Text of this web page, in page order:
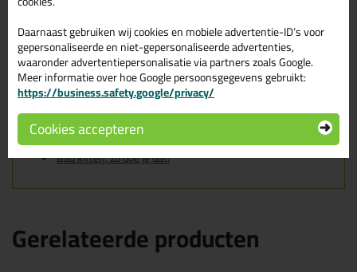
Wil je meer weten over de toepassing en kenmerken van dit
product?Lees alles over dit product >
Tips & tricks voor Soudal Silirub 2S
300ml
In de volgende blogs wordt dit product gebruikt:
Bad kitten, zo doe je dat!
Gerelateerde producten
Daarnaast gebruiken wij cookies en mobiele advertentie-ID’s voor
gepersonaliseerde en niet-gepersonaliseerde advertenties,
waaronder advertentiepersonalisatie via partners zoals Google.
Meer informatie over hoe Google persoonsgegevens gebruikt:
https://business.safety.google/privacy/
Cookies accepteren